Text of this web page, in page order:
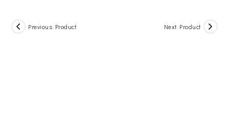
Previous Product Next Product